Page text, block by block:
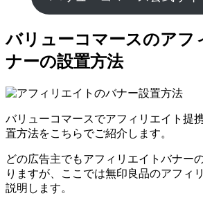
バリューコマースのアフ
ナーの設置方法
バリューコマースでアフィリエイト提
置方法をこちらでご紹介します。
どの広告主でもアフィリエイトバナー
りますが、ここでは無印良品のアフィ
説明します。